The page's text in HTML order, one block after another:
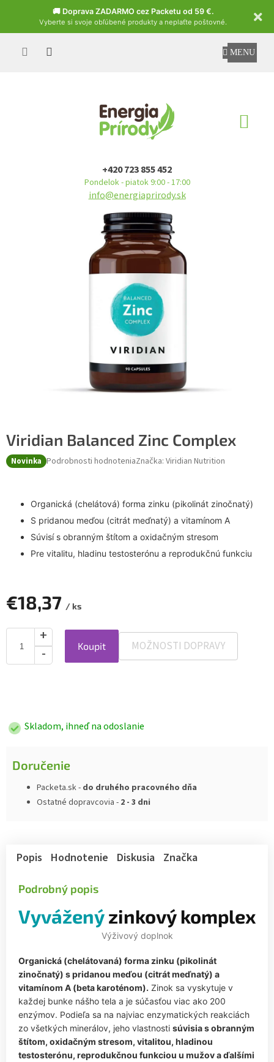
🚚 Doprava ZADARMO cez Packetu od 59 €.
Vyberte si svoje obľúbené produkty a neplaťte poštovné.
Czech
+420 723 855 452
Pondelok - piatok 9:00 - 17:00
info@energiaprirody.sk
Viridian Balanced Zinc Complex
Novinka Podrobnosti hodnoteniaZnačka: Viridian Nutrition
Organická (chelátová) forma zinku (pikolinát zinočnatý)
S pridanou meďou (citrát meďnatý) a vitamínom A
Súvisí s obranným štítom a oxidačným stresom
Pre vitalitu, hladinu testosterónu a reprodukčnú funkciu
€18,37 / ks
Koupit MOŽNOSTI DOPRAVY
Skladom, ihneď na odoslanie
Doručenie
Packeta.sk - do druhého pracovného dňa
Ostatné dopravcovia - 2 - 3 dni
Popis Hodnotenie Diskusia Značka
Podrobný popis
Vyváženýzinkový komplex
Výživový doplnok
Organická (chelátovaná) forma zinku (pikolinát
zinočnatý) s pridanou meďou (citrát meďnatý) a
vitamínom A (beta karoténom). Zinok sa vyskytuje v
každej bunke nášho tela a je súčasťou viac ako 200
enzýmov. Podieľa sa na najviac enzymatických reakciách
zo všetkých minerálov, jeho vlastnosti súvisia s obranným
štítom, oxidačným stresom, vitalitou, hladinou
testosterónu, reprodukčnou funkciou u mužov a ďalšími